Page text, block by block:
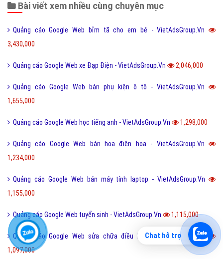
Bài viết xem nhiều cùng chuyên mục
Quảng cáo Google Web bỉm tã cho em bé - VietAdsGroup.Vn
3,430,000
Quảng cáo Google Web xe Đạp Điện - VietAdsGroup.Vn 2,046,000
Quảng cáo Google Web bán phụ kiện ô tô - VietAdsGroup.Vn
1,655,000
Quảng cáo Google Web học tiếng anh - VietAdsGroup.Vn 1,298,000
Quảng cáo Google Web bán hoa điện hoa - VietAdsGroup.Vn
1,234,000
Quảng cáo Google Web bán máy tính laptop - VietAdsGroup.Vn
1,155,000
Quảng cáo Google Web tuyển sinh - VietAdsGroup.Vn 1,115,000
Quảng cáo Google Web sửa chữa điều hòa - VietAdsGroup.Vn
1,097,000
Chat hỗ trợ